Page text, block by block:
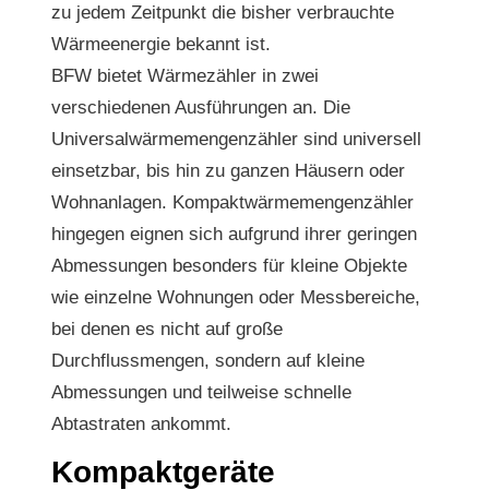
zu jedem Zeitpunkt die bisher verbrauchte
Wärmeenergie bekannt ist.
BFW bietet Wärmezähler in zwei
verschiedenen Ausführungen an. Die
Universalwärmemengenzähler sind universell
einsetzbar, bis hin zu ganzen Häusern oder
Wohnanlagen. Kompaktwärmemengenzähler
hingegen eignen sich aufgrund ihrer geringen
Abmessungen besonders für kleine Objekte
wie einzelne Wohnungen oder Messbereiche,
bei denen es nicht auf große
Durchflussmengen, sondern auf kleine
Abmessungen und teilweise schnelle
Abtastraten ankommt.
Kompaktgeräte